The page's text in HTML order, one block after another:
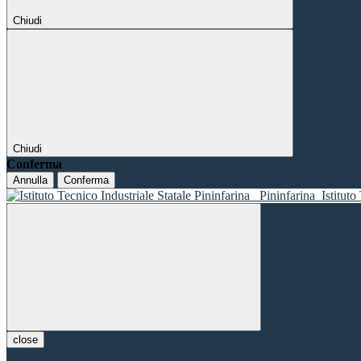
Chiudi
Chiudi
Conferma
Annulla Conferma
Pininfarina Istituto
close